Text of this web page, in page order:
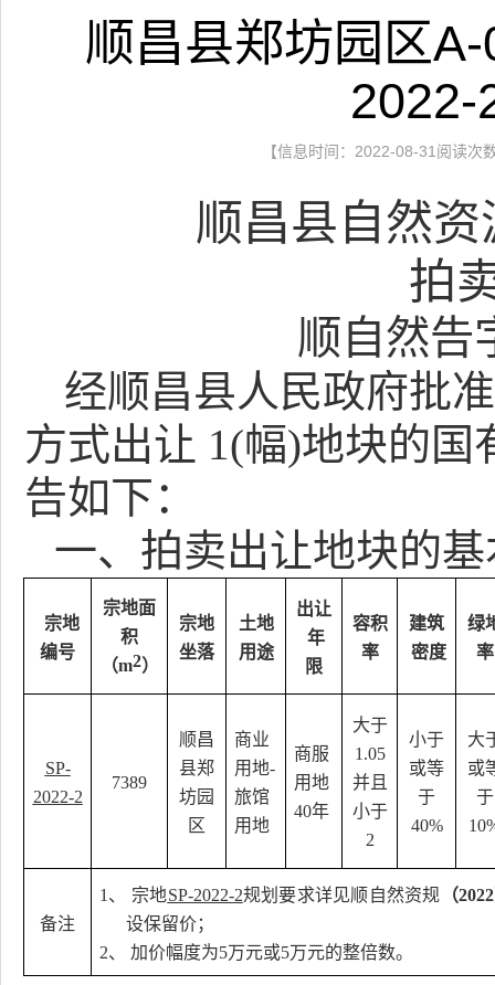
顺昌县郑坊园区
2022-
【信息时间：2022-08-31阅读次
顺昌县自然
拍
顺自然告
经顺昌县人民政府批准
方式出让 1(幅)地块的
告如下：
一、 拍卖出让地块的
宗地
编号
宗地面
积
（m2）
宗地
坐落
土地
用途
出让
年
限
容积
率
建筑
密度
绿
率
SP-
2022-2
7389
顺昌
县郑
坊园
区
商业
用地-
旅馆
用地
商服
用地
40年
大于
1.05
并且
小于
2
小于
或等
于
40%
大
或
于
备注
1、 宗地SP-2022-2规划要求详见顺自然资规 （
设保留价；
2、
加价幅度为5万元或5万元的整倍数。